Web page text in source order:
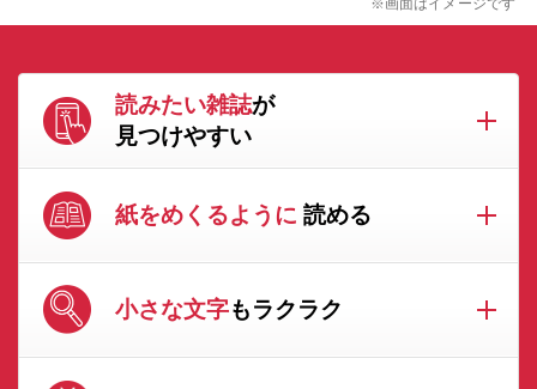
※画面はイメージです
読みたい雑誌が
見つけやすい
紙をめくるように 読める
小さな文字もラクラク